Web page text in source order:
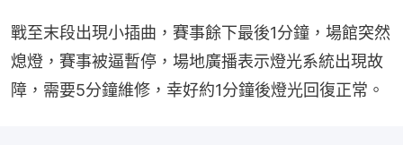
戰至末段出現小插曲，賽事餘下最後1分鐘，場館突然
熄燈，賽事被逼暫停，場地廣播表示燈光系統出現故
障，需要5分鐘維修，幸好約1分鐘後燈光回復正常。